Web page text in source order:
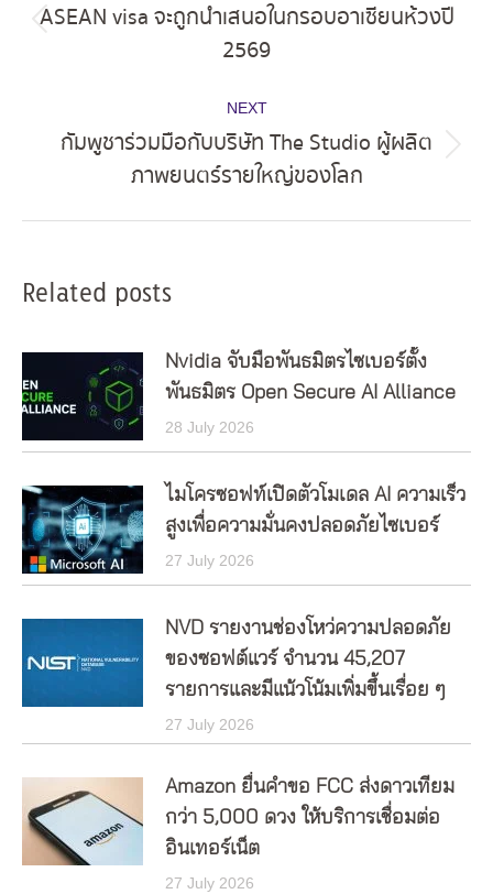
post:
ASEAN visa จะถูกนำเสนอในกรอบอาเซียนห้วงปี
2569
NEXT
Next
post:
กัมพูชาร่วมมือกับบริษัท The Studio ผู้ผลิต
ภาพยนตร์รายใหญ่ของโลก
Related posts
Nvidia จับมือพันธมิตรไซเบอร์ตั้ง
พันธมิตร Open Secure AI Alliance
28 July 2026
ไมโครซอฟท์เปิดตัวโมเดล AI ความเร็ว
สูงเพื่อความมั่นคงปลอดภัยไซเบอร์
27 July 2026
NVD รายงานช่องโหว่ความปลอดภัย
ของซอฟต์แวร์ จำนวน 45,207
รายการและมีแน้วโน้มเพิ่มขึ้นเรื่อย ๆ
27 July 2026
Amazon ยื่นคำขอ FCC ส่งดาวเทียม
กว่า 5,000 ดวง ให้บริการเชื่อมต่อ
อินเทอร์เน็ต
27 July 2026